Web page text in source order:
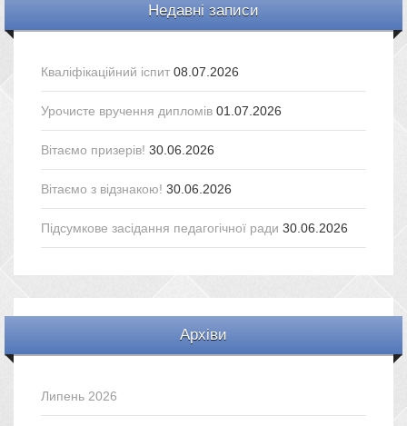
Недавні записи
Кваліфікаційний іспит 08.07.2026
Урочисте вручення дипломів 01.07.2026
Вітаємо призерів! 30.06.2026
Вітаємо з відзнакою! 30.06.2026
Підсумкове засідання педагогічної ради 30.06.2026
Архіви
Липень 2026